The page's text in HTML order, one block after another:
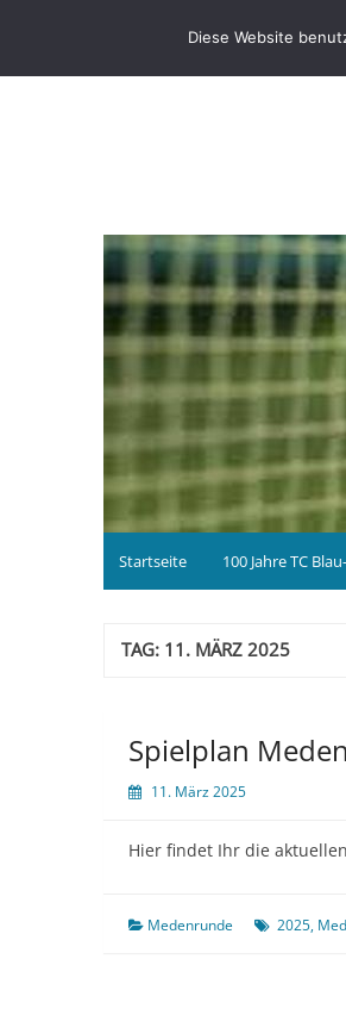
Startseite 100 Jahre TC
TAG: 11. MÄRZ 2025
Spielplan
11. März 2025
Hier findet Ihr die
Medenrunde 2025,
Diese Website